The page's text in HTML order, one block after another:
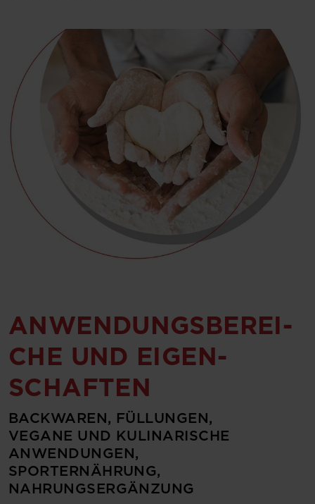
AN­WEN­DUNGS­BEREI­
CHE UND EIGEN­
SCHAFT­EN
BACKWAREN, FÜLLUNGEN,
VEGANE UND KULINARISCHE
ANWENDUNGEN,
SPORTERNÄHRUNG,
NAHRUNGSERGÄNZUNG